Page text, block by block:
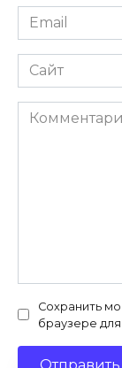
Email
*
Сайт
Комментарий
Сохранить
браузере